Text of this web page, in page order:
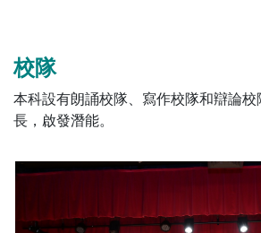
校隊
本科設有朗誦校隊、寫作校隊和辯論
長，啟發潛能。